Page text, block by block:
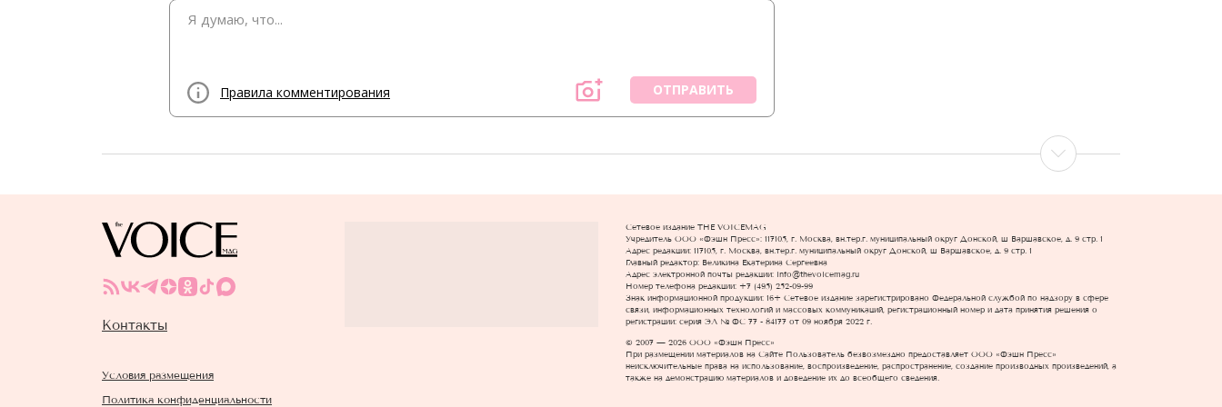
Правила комментирования ОТПРАВИТЬ
Контакты
Условия размещения
Политика конфиденциальности
Сетевое издание THE VOICEMAG
Учредитель ООО «Фэшн Пресс»: 117105, г. Москва, вн.тер.г. муниципальный округ Донской, ш Варшавское, д. 9 стр. 1
Адрес редакции: 117105, г. Москва, вн.тер.г. муниципальный округ Донской, ш Варшавское, д. 9 стр. 1
Главный редактор: Великина Екатерина Сергеевна
Адрес электронной почты редакции: info@thevoicemag.ru
Номер телефона редакции: +7 (495) 252-09-99
Знак информационной продукции: 16+ Cетевое издание зарегистрировано Федеральной службой по надзору в сфере
связи, информационных технологий и массовых коммуникаций, регистрационный номер и дата принятия решения о
регистрации: серия ЭЛ № ФС 77 - 84177 от 09 ноября 2022 г.
© 2007 — 2026 ООО «Фэшн Пресс»
При размещении материалов на Сайте Пользователь безвозмездно предоставляет ООО «Фэшн Пресс»
неисключительные права на использование, воспроизведение, распространение, создание производных произведений, а
также на демонстрацию материалов и доведение их до всеобщего сведения.